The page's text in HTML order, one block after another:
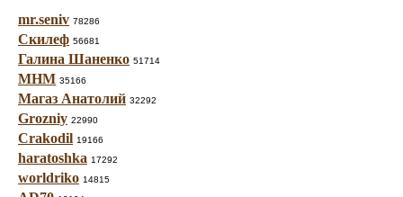
mr.seniv 78286
Скилеф 56681
Галина Шаненко 51714
МНМ 35166
Магаз Анатолий 32292
Grozniy 22990
Crakodil 19166
haratoshka 17292
worldriko 14815